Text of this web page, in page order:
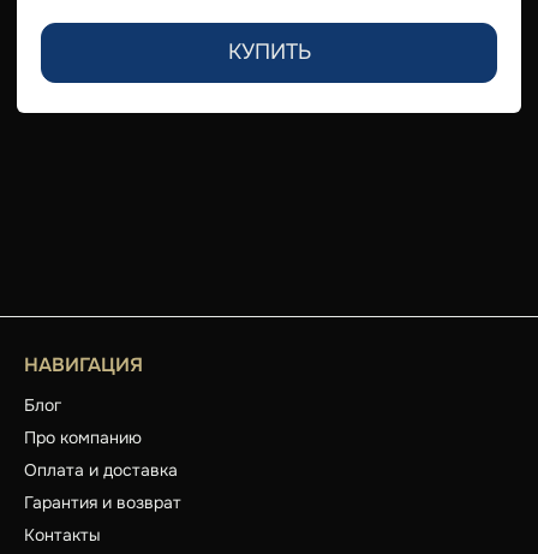
КУПИТЬ
НАВИГАЦИЯ
Блог
Про компанию
Оплата и доставка
Гарантия и возврат
Контакты